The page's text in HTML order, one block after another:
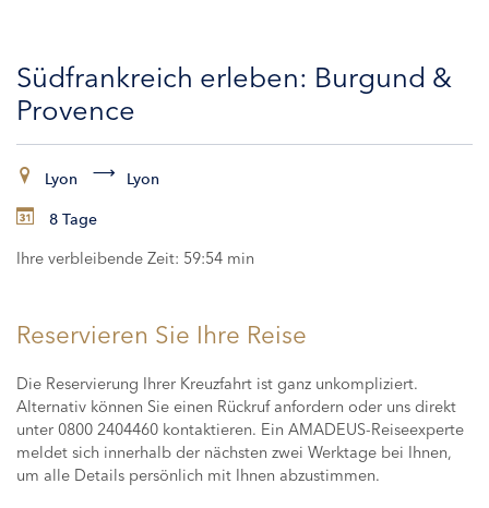
KABINEN
Südfrankreich erleben: Burgund &
Provence
Lyon Lyon
8 Tage
Ihre verbleibende Zeit: 59:54 min
Reservieren Sie Ihre Reise
Die Reservierung Ihrer Kreuzfahrt ist ganz unkompliziert.
Alternativ können Sie einen Rückruf anfordern oder uns direkt
unter 0800 2404460 kontaktieren. Ein AMADEUS-Reiseexperte
meldet sich innerhalb der nächsten zwei Werktage bei Ihnen,
um alle Details persönlich mit Ihnen abzustimmen.